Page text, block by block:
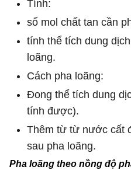
Tính:
số mol chất tan cần
tính thể tích dung
loãng.
Cách pha loãng:
Đong thể tích dung
tính được).
Thêm từ từ nước cất
sau pha loãng.
Pha loãng theo nồng độ